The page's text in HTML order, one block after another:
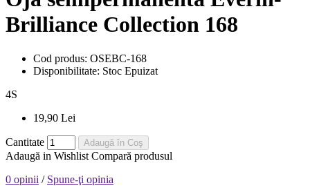
Brilliance Collection 168
Cod produs: OSEBC-168
Disponibilitate: Stoc Epuizat
4S
19,90 Lei
Cantitate Adaugă în Coş
Adaugă in Wishlist Compară produsul
0 opinii / Spune-ţi opinia